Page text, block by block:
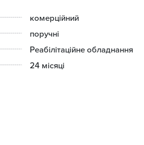
комерційний
поручні
Реабілітаційне обладнання
24 місяці